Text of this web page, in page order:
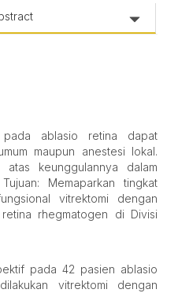
pada ablasio retina dapat
maupun anestesi lokal.
keunggulannya dalam
Memaparkan tingkat
vitrektomi dengan
rhegmatogen di Divisi
pada 42 pasien ablasio
vitrektomi dengan